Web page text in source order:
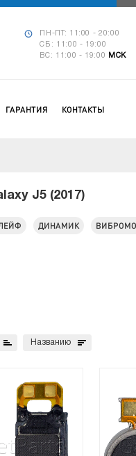
ПН-ПТ: 11:00 - 20:00
СБ: 11:00 - 19:00
ВС: 11:00 - 19:00
МСК
ГАРАНТИЯ КОНТАКТЫ
J5 (2017)
ДИНАМИК
Названию